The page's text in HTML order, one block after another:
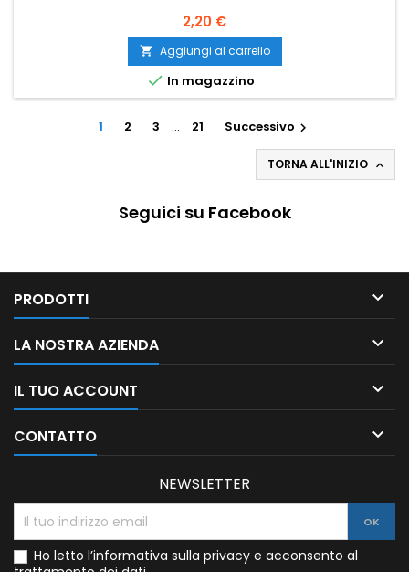
2,20 €
 Aggiungi al carrello
 In magazzino
1 2 3 … 21 Successivo 
TORNA ALL'INIZIO 
Seguici su Facebook
PRODOTTI 
LA NOSTRA AZIENDA 
IL TUO ACCOUNT 
CONTATTO 
NEWSLETTER
Ho letto l’informativa sulla privacy e acconsento al